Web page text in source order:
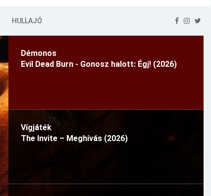
HULLAJÓ
Démonos
Evil Dead Burn - Gonosz halott: Égj! (2026)
Vígjáték
The Invite – Meghívás (2026)